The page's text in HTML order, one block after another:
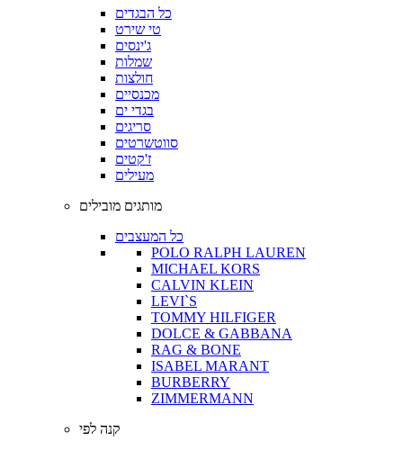
כל הבגדים
טי שירט
ג'ינסים
שמלות
חולצות
מכנסיים
בגדי ים
סריגים
סווטשרטים
ז'קטים
מעילים
מותגים מובילים
כל המעצבים
POLO RALPH LAUREN
MICHAEL KORS
CALVIN KLEIN
LEVI`S
TOMMY HILFIGER
DOLCE & GABBANA
RAG & BONE
ISABEL MARANT
BURBERRY
ZIMMERMANN
קנה לפי